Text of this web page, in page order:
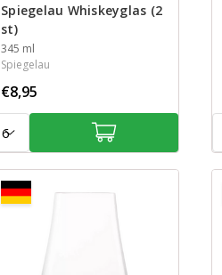
Spiegelau Whiskeyglas (2
st)
Inhoud
345 ml
Spiegelau
€8,95